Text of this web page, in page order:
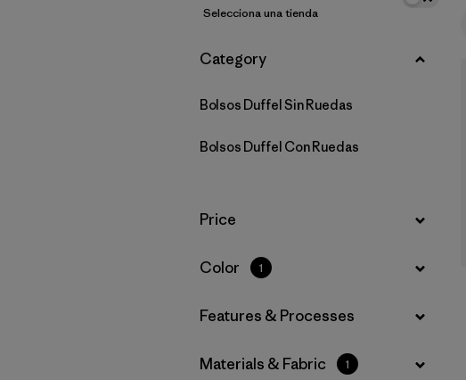
Selecciona una tienda
Filtrar por
Category
Bolsos Duffel Sin Ruedas
Bolsos Duffel Con Ruedas
Filtrar por
Price
Filtrar por
Color 1
Filtrar por
Features & Processes
Filtrar por
Materials & Fabric 1